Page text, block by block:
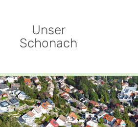
Unser
Schonach